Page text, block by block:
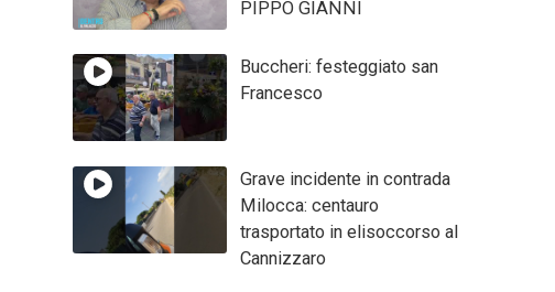
PIPPO GIANNI
Buccheri: festeggiato san
Francesco
Grave incidente in contrada
Milocca: centauro
trasportato in elisoccorso al
Cannizzaro